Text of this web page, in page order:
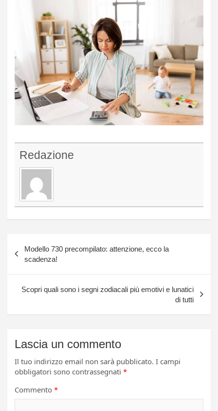
Redazione
articoli
Modello 730 precompilato: attenzione, ecco la
scadenza!
Scopri quali sono i segni zodiacali più emotivi e lunatici
di tutti
Lascia un commento
Il tuo indirizzo email non sarà pubblicato. I campi
obbligatori sono contrassegnati *
Commento *